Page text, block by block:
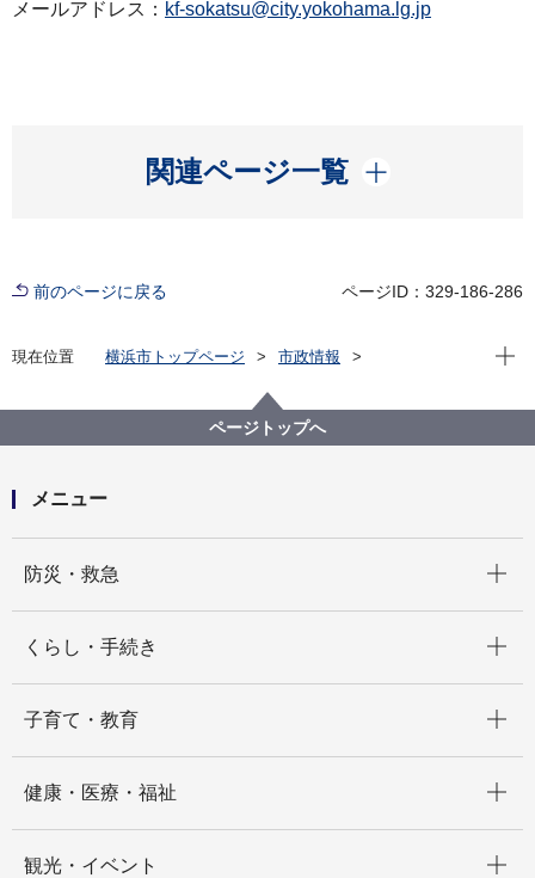
メールアドレス： kf-sokatsu@city.yokohama.lg.jp
関連ページ一覧
開く
前のページに戻る ページID：329-186-286
現在位置 横浜市トップページ
市政情報
【記者発表】介護老人保健施設「しらさぎ苑」におけ
る新型コロナウイルス感染について
現在
ページトップへ
メニュー
防災・救急
くらし・手続き
子育て・教育
健康・医療・福祉
観光・イベント